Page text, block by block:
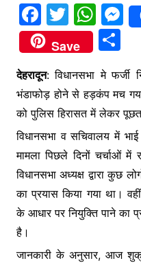
F
a
c
e
b
o
o
k
T
w
itt
er
W
h
at
s
A
p
p
e
s
e
n
g
Save
S
h
ar
e
देहरादून: विधानसभा मे
भंडाफोड़ होने से हड़कंप मच
को पुलिस हिरासत में लेकर
विधानसभा व सचिवालय में
मामला पिछले दिनों चर्चाओं
विधानसभा अध्यक्ष द्वारा कुछ
का प्रयास किया गया था।
के आधार पर नियुक्ति पाने का
है।
जानकारी के अनुसार, आज